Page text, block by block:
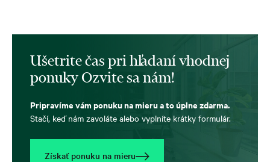
Ušetrite čas pri hľadaní vhodnej
ponuky Ozvite sa nám!
Pripravíme vám ponuku na mieru a to úplne zdarma.
Stačí, keď nám zavoláte alebo vyplníte krátky formulár.
Získať ponuku na mieru